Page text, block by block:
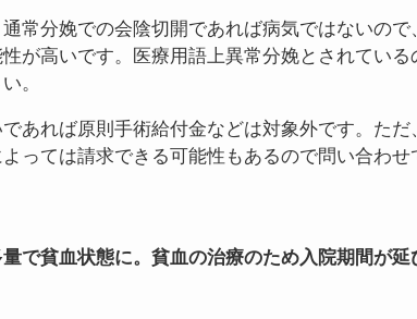
請求できる？
対象です。所定の書類を提出しての審査対象
。入院費や手術給付金は請求できる？